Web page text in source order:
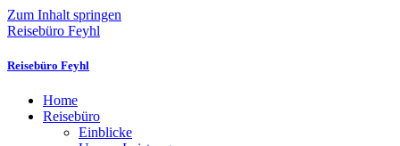
Zum Inhalt springen
Reisebüro Feyhl
Reisebüro Feyhl
Home
Reisebüro
Einblicke